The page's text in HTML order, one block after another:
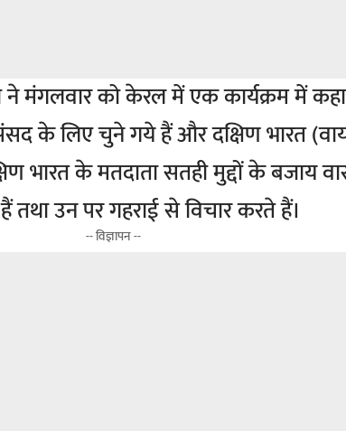
मंगलवार को केरल में एक कार्यक्रम में
के लिए चुने गये हैं और दक्षिण भारत
भारत के मतदाता सतही मुद्दों के बजाय
तथा उन पर गहराई से विचार करते हैं।
-- विज्ञापन --